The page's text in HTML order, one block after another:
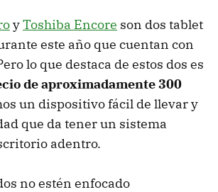
yToshiba Encore son dos tablet
este año que cuentan con
lo que destaca de estos dos es
de aproximadamente 300
un dispositivo fácil de llevar y
que da tener un sistema
adentro.
no estén enfocado